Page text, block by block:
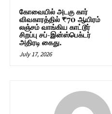
கோவையில் அடகு கார்
விவகாரத்தில் ₹70 ஆயிரம்
லஞ்சம் வாங்கிய காட்டூர்
சிறப்பு சப்-இன்ஸ்பெக்டர்
அதிரடி கைது.
July 17, 2026